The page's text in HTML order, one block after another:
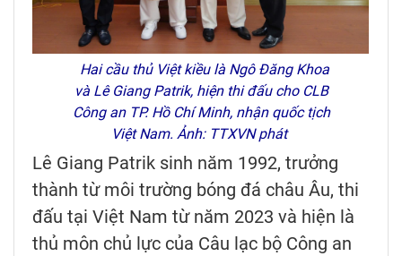
Hai cầu thủ Việt kiều là Ngô Đăng Khoa
và Lê Giang Patrik, hiện thi đấu cho CLB
Công an TP. Hồ Chí Minh, nhận quốc tịch
Việt Nam. Ảnh: TTXVN phát
Lê Giang Patrik sinh năm 1992, trưởng
thành từ môi trường bóng đá châu Âu, thi
đấu tại Việt Nam từ năm 2023 và hiện là
thủ môn chủ lực của Câu lạc bộ Công an